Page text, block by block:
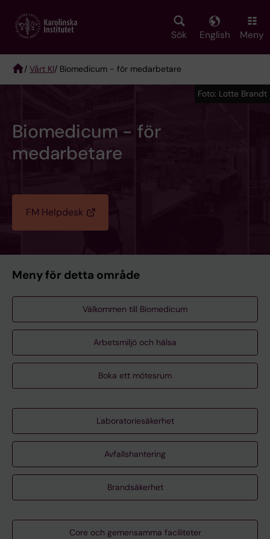
main
Sök English Meny
Breadcrumb
/ Vårt KI/ Biomedicum - för medarbetare
Biomedicum - för
medarbetare
FM Helpdesk
Foto: Lotte Brandt
Meny för detta område
Välkommen till Biomedicum
Arbetsmiljö och hälsa
Boka ett mötesrum
Laboratoriesäkerhet
Avfallshantering
Brandsäkerhet
Core och gemensamma faciliteter